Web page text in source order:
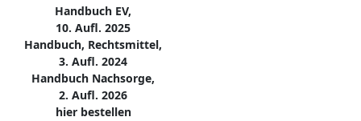
Handbuch EV,
10. Aufl. 2025
Handbuch, Rechtsmittel,
3. Aufl. 2024
Handbuch Nachsorge,
2. Aufl. 2026
hier bestellen